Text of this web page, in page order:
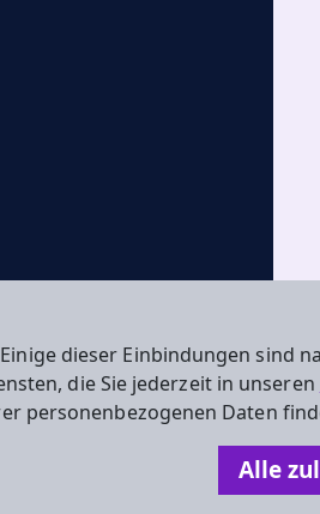
dieser Einbindungen sind
die Sie jederzeit in unseren
personenbezogenen Daten
Alle